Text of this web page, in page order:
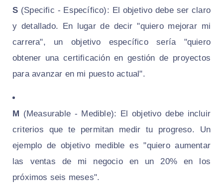
S (Specific - Específico): El objetivo debe ser claro
y detallado. En lugar de decir "quiero mejorar mi
carrera", un objetivo específico sería "quiero
obtener una certificación en gestión de proyectos
para avanzar en mi puesto actual".
M (Measurable - Medible): El objetivo debe incluir
criterios que te permitan medir tu progreso. Un
ejemplo de objetivo medible es "quiero aumentar
las ventas de mi negocio en un 20% en los
próximos seis meses".